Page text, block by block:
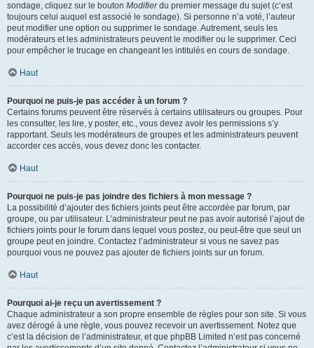
sondage, cliquez sur le bouton Modifierdu premier message du sujet (c’est
toujours celui auquel est associé le sondage). Si personne n’a voté, l’auteur
peut modifier une option ou supprimer le sondage. Autrement, seuls les
modérateurs et les administrateurs peuvent le modifier ou le supprimer. Ceci
pour empêcher le trucage en changeant les intitulés en cours de sondage.
Haut
Pourquoi ne puis-je pas accéder à un forum ?
Certains forums peuvent être réservés à certains utilisateurs ou groupes. Pour
les consulter, les lire, y poster, etc., vous devez avoir les permissions s’y
rapportant. Seuls les modérateurs de groupes et les administrateurs peuvent
accorder ces accès, vous devez donc les contacter.
Haut
Pourquoi ne puis-je pas joindre des fichiers à mon message ?
La possibilité d’ajouter des fichiers joints peut être accordée par forum, par
groupe, ou par utilisateur. L’administrateur peut ne pas avoir autorisé l’ajout de
fichiers joints pour le forum dans lequel vous postez, ou peut-être que seul un
groupe peut en joindre. Contactez l’administrateur si vous ne savez pas
pourquoi vous ne pouvez pas ajouter de fichiers joints sur un forum.
Haut
Pourquoi ai-je reçu un avertissement ?
Chaque administrateur a son propre ensemble de règles pour son site. Si vous
avez dérogé à une règle, vous pouvez recevoir un avertissement. Notez que
c’est la décision de l’administrateur, et que phpBB Limited n’est pas concerné